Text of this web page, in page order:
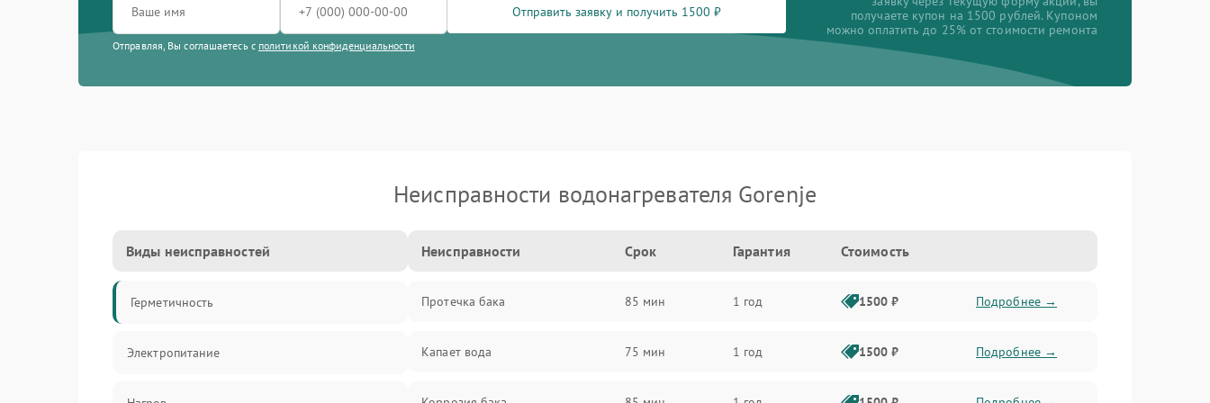
Отправить заявку и получить 1500 ₽
Отправляя, Вы соглашаетесь с политикой конфиденциальности
получаете купон на 1500 рублей. Купоном
можно оплатить до 25% от стоимости ремонта
Неисправности водонагревателя Gorenje
Виды неисправностей
Герметичность
Электропитание
Неисправности Срок Гарантия Стоимость
Протечка бака 85 мин 1 год 1500 ₽ Подробнее →
Капает вода 75 мин 1 год 1500 ₽ Подробнее →